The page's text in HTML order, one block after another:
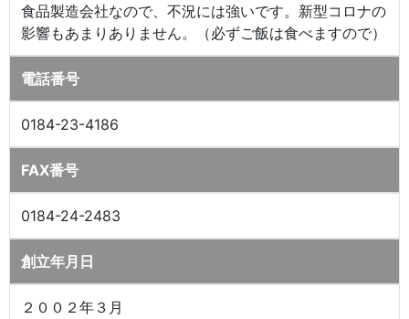
食品製造会社なので、不況には強いです。新型コロナの
影響もあまりありません。（必ずご飯は食べますので）
電話番号
0184-23-4186
FAX番号
0184-24-2483
創立年月日
２００２年３月